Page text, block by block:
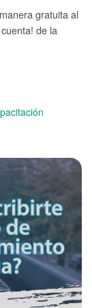
gratuita al
de la